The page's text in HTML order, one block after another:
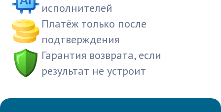
исполнителей
Платёж только после
подтверждения
Гарантия возврата, если
результат не устроит